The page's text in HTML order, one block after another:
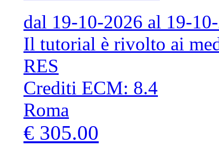
dal 19-10-2026 al 19-
Il tutorial è rivolto ai
RES
Crediti ECM: 8.4
Roma
€ 305.00